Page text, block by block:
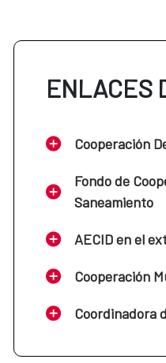
ENLACES
Cooperación
Fondo de
Saneamiento
AECID en el
Cooperación
Coordinadora